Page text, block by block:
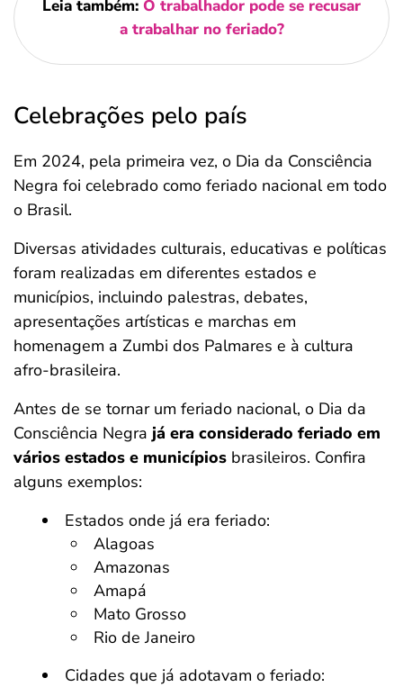
Leia também: O trabalhador pode se recusar
a trabalhar no feriado​?
Celebrações pelo país
Em 2024, pela primeira vez, o Dia da Consciência
Negra foi celebrado como feriado nacional em todo
o Brasil.
Diversas atividades culturais, educativas e políticas
foram realizadas em diferentes estados e
municípios, incluindo palestras, debates,
apresentações artísticas e marchas em
homenagem a Zumbi dos Palmares e à cultura
afro-brasileira.
Antes de se tornar um feriado nacional, o Dia da
Consciência Negra já era considerado feriado em
vários estados e municípios brasileiros. Confira
alguns exemplos:
Estados onde já era feriado:
Alagoas
Amazonas
Amapá
Mato Grosso
Rio de Janeiro
Cidades que já adotavam o feriado: